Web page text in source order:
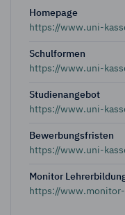
Homepage
https://www.uni-
Schulformen
https://www.uni-
Studienangebot
https://www.uni-
Bewerbungsfristen
https://www.uni-
Monitor
https://